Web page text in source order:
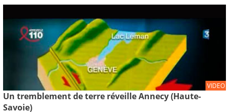
VIDEO
Un tremblement de terre réveille Annecy (Haute-
Savoie)